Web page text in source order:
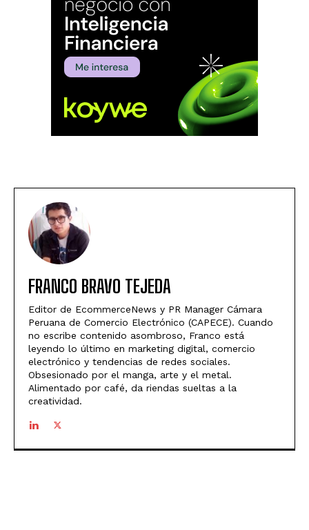
FRANCO BRAVO TEJEDA
Editor de EcommerceNews y PR Manager Cámara
Peruana de Comercio Electrónico (CAPECE). Cuando
no escribe contenido asombroso, Franco está
leyendo lo último en marketing digital, comercio
electrónico y tendencias de redes sociales.
Obsesionado por el manga, arte y el metal.
Alimentado por café, da riendas sueltas a la
creatividad.